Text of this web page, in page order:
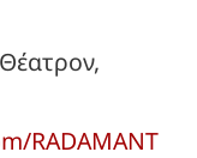
RADAMANT